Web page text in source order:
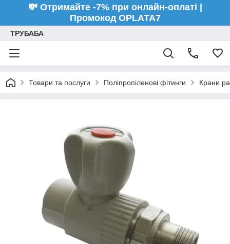
💸 Отримайте -7% при онлайн-оплаті |
Промокод OPLATA7
ТРУБАБА
Товари та послуги Поліпропіленові фітинги Крани